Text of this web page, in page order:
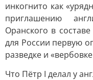
инкогнито как
приглашению
Оранского в
для России первую
разведке и
Что Пётр I делал у